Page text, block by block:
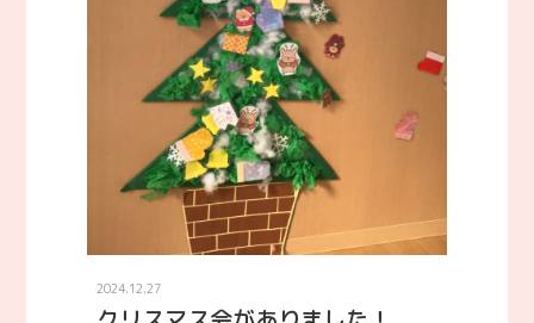
2024.12.27